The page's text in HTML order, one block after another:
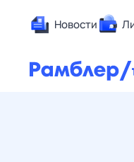
Новости